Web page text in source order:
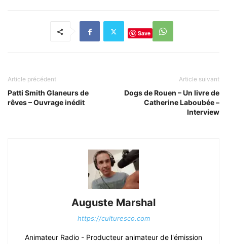
Save
Article précédent
Patti Smith Glaneurs de
rêves – Ouvrage inédit
Article suivant
Dogs de Rouen – Un livre de
Catherine Laboubée –
Interview
Auguste Marshal
https://culturesco.com
Animateur Radio - Producteur animateur de l'émission